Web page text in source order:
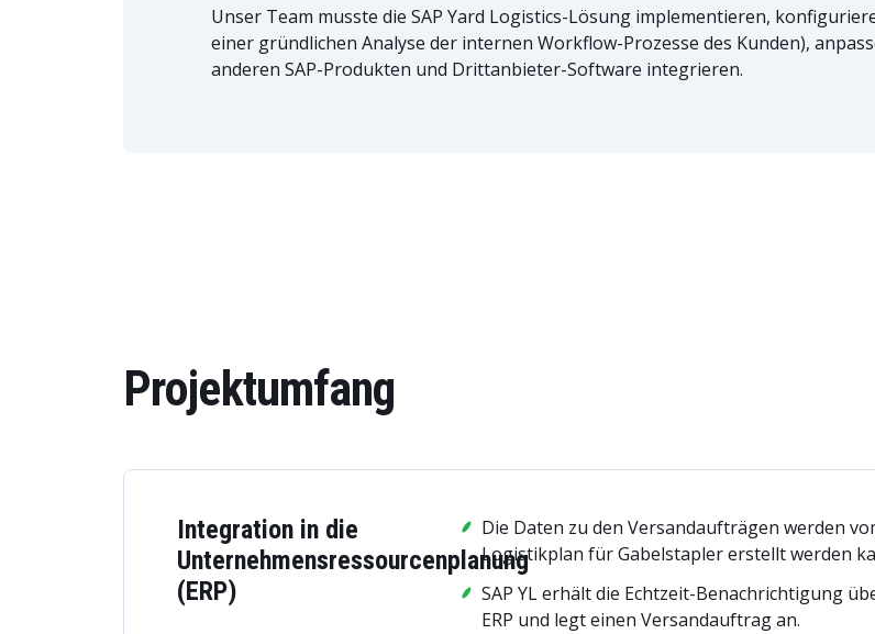
Unser Team musste die SAP Yard Logistics-Lösung implementieren,
einer gründlichen Analyse der internen Workflow-Prozesse des Kunden),
anderen SAP-Produkten und Drittanbieter-Software integrieren.
Projektumfang
Integration in die
Unternehmensressourcenplanung
(ERP)
Die Daten zu den Versandaufträgen werden
Logistikplan für Gabelstapler erstellt werden
SAP YL erhält die Echtzeit-Benachrichtigung
ERP und legt einen Versandauftrag an.